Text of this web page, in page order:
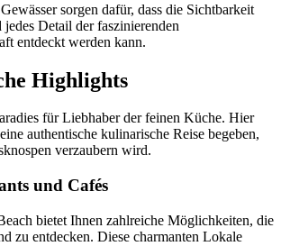
sorgen dafür, dass die Sichtbarkeit
Detail der faszinierenden
entdeckt werden kann.
Highlights
für Liebhaber der feinen Küche. Hier
authentische kulinarische Reise begeben,
verzaubern wird.
und Cafés
bietet Ihnen zahlreiche Möglichkeiten, die
zu entdecken. Diese charmanten Lokale